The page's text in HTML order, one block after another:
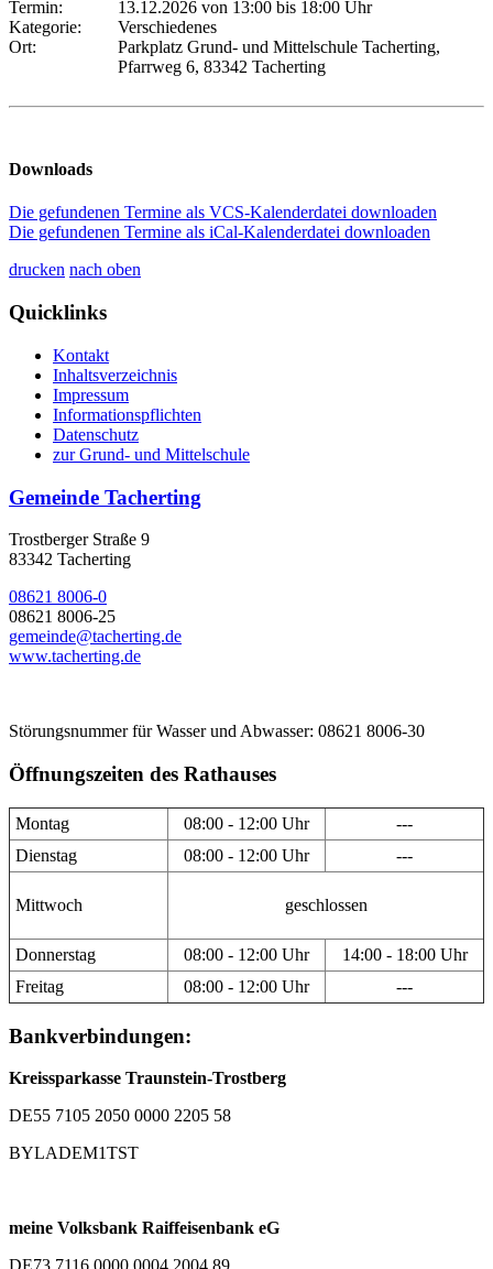
Termin:
13.12.2026 von 13:00 bis 18:00 Uhr
Kategorie:
Verschiedenes
Ort:
Parkplatz Grund- und Mittelschule Tacherting,
Pfarrweg 6, 83342 Tacherting
Downloads
Die gefundenen Termine als VCS-Kalenderdatei downloaden
Die gefundenen Termine als iCal-Kalenderdatei downloaden
drucken nach oben
Quicklinks
Kontakt
Inhaltsverzeichnis
Impressum
Informationspflichten
Datenschutz
zur Grund- und Mittelschule
Gemeinde Tacherting
Trostberger Straße 9
83342 Tacherting
08621 8006-0
08621 8006-25
gemeinde@tacherting.de
www.tacherting.de
Störungsnummer für Wasser und Abwasser: 08621 8006-30
Öffnungszeiten des Rathauses
Montag 08:00 - 12:00 Uhr
---
Dienstag
08:00 - 12:00 Uhr ---
Mittwoch geschlossen
Donnerstag 08:00 - 12:00 Uhr
14:00 - 18:00 Uhr
Freitag
08:00 - 12:00 Uhr ---
Bankverbindungen:
Kreissparkasse Traunstein-Trostberg
DE55 7105 2050 0000 2205 58
BYLADEM1TST
meine Volksbank Raiffeisenbank eG